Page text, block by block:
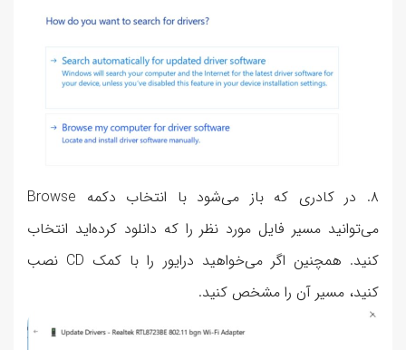
۸. در کادری که باز می‌شود با انتخاب دکمه Browse
می‌توانید مسیر فایل مورد نظر را که دانلود کرده‌اید انتخاب
کنید. همچنین اگر می‌خواهید درایور را با کمک CD نصب
کنید، مسیر آن را مشخص کنید.